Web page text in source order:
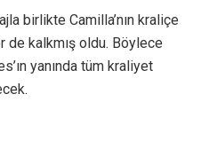
birlikte Camilla’nın kraliçe
de kalkmış oldu. Böylece
yanında tüm kraliyet